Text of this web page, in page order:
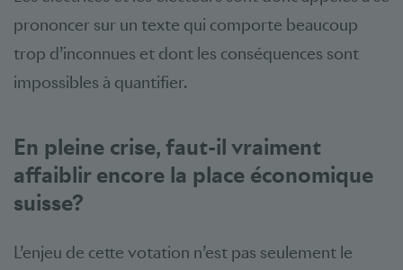
prononcer sur un texte qui comporte beaucoup
trop d’inconnues et dont les conséquences sont
impossibles à quantifier.
En pleine crise, faut-il vraiment
affaiblir encore la place économique
suisse?
L’enjeu de cette votation n’est pas seulement le